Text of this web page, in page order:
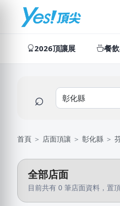
2026頂讓展 餐
⌕
首頁 ＞ 店面頂讓 ＞ 彰化縣 ＞
全部店面
目前共有 0 筆店面資料，置